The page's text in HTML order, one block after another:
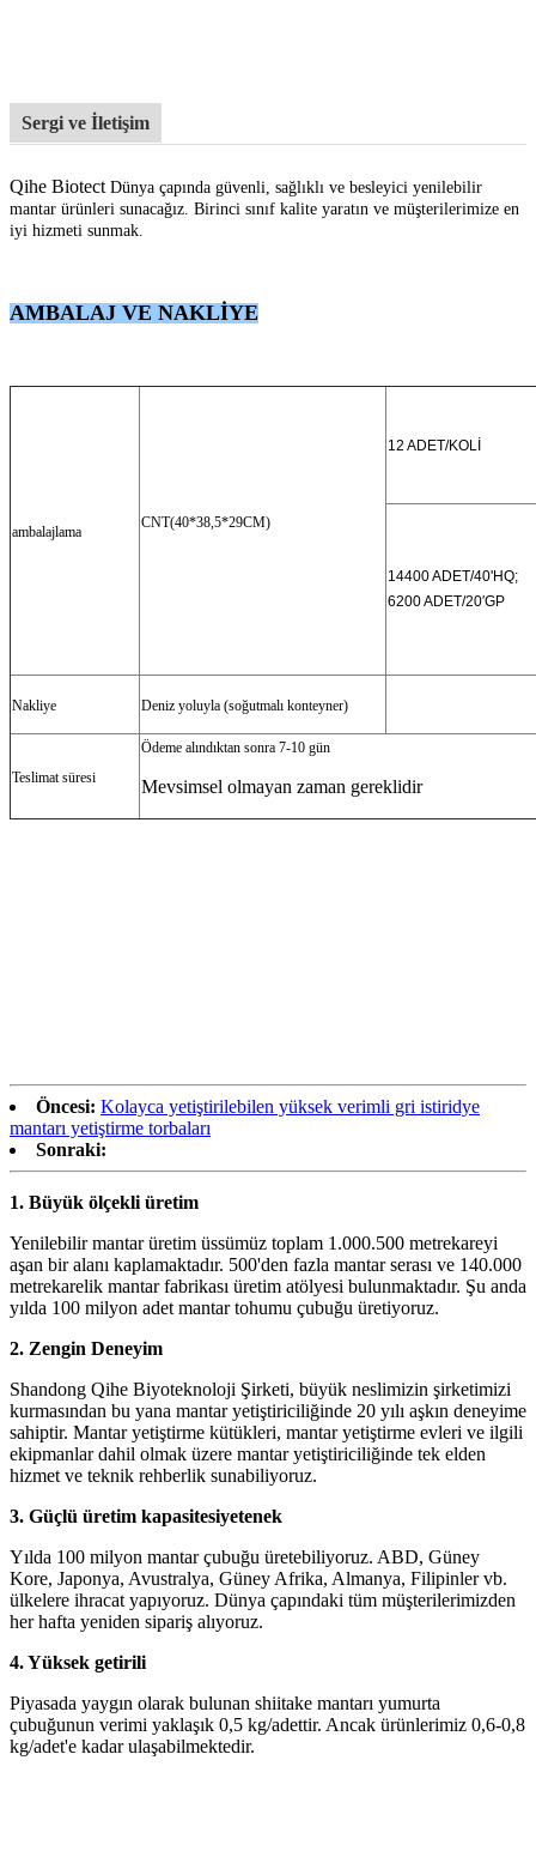
Sergi ve İletişim
Qihe Biotect Dünya çapında güvenli, sağlıklı ve besleyici yenilebilir
mantar ürünleri sunacağız. Birinci sınıf kalite yaratın ve müşterilerimize en
iyi hizmeti sunmak.
AMBALAJ VE NAKLİYE
ambalajlama
CNT(40*38,5*29CM)
12 ADET/KOLİ
14400 ADET/40'HQ;
6200 ADET/20′GP
Nakliye Deniz yoluyla (soğutmalı konteyner)
Teslimat süresi
Ödeme alındıktan sonra 7-10 gün
Mevsimsel olmayan zaman gereklidir
Öncesi: Kolayca yetiştirilebilen yüksek verimli gri istiridye
mantarı yetiştirme torbaları
Sonraki:
1. Büyük ölçekli üretim
Yenilebilir mantar üretim üssümüz toplam 1.000.500 metrekareyi
aşan bir alanı kaplamaktadır. 500'den fazla mantar serası ve 140.000
metrekarelik mantar fabrikası üretim atölyesi bulunmaktadır. Şu anda
yılda 100 milyon adet mantar tohumu çubuğu üretiyoruz.
2. Zengin Deneyim
Shandong Qihe Biyoteknoloji Şirketi, büyük neslimizin şirketimizi
kurmasından bu yana mantar yetiştiriciliğinde 20 yılı aşkın deneyime
sahiptir. Mantar yetiştirme kütükleri, mantar yetiştirme evleri ve ilgili
ekipmanlar dahil olmak üzere mantar yetiştiriciliğinde tek elden
hizmet ve teknik rehberlik sunabiliyoruz.
3. Güçlü üretim kapasitesiyetenek
Yılda 100 milyon mantar çubuğu üretebiliyoruz. ABD, Güney
Kore, Japonya, Avustralya, Güney Afrika, Almanya, Filipinler vb.
ülkelere ihracat yapıyoruz. Dünya çapındaki tüm müşterilerimizden
her hafta yeniden sipariş alıyoruz.
4.Yüksek getirili
Piyasada yaygın olarak bulunan shiitake mantarı yumurta
çubuğunun verimi yaklaşık 0,5 kg/adettir. Ancak ürünlerimiz 0,6-0,8
kg/adet'e kadar ulaşabilmektedir.